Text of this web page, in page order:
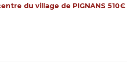
du village de PIGNANS 510€